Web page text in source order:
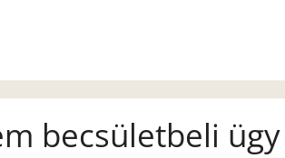
becsületbeli ügy